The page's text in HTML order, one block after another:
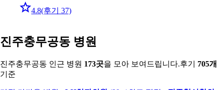
4.8(후기 37)
진주충무공동 병원
진주충무공동 인근 병원 173곳을 모아 보여드립니다.후기 705개
기준